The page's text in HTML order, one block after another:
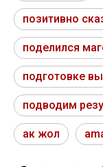
позитивно
поделился
подготовке
подводим
ак жол